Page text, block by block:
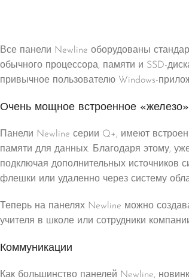
Все панели Newline оборудованы
обычного процессора, памяти и SSD-
привычное пользователю Windows-
Очень мощное встроенное
Панели Newline серии Q+, имеют
памяти для данных. Благодаря этому,
подключая дополнительных источников
флешки или удаленно через систему
Теперь на панелях Newline можно
учителя в школе или сотрудники
Коммуникации
Как большинство панелей Newline,